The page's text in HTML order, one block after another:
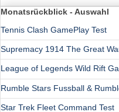
Monatsrückblick - Auswahl
Tennis Clash GamePlay Test
Supremacy 1914 The Great
League of Legends Wild Rift
Rumble Stars Fussball &
Star Trek Fleet Command Test